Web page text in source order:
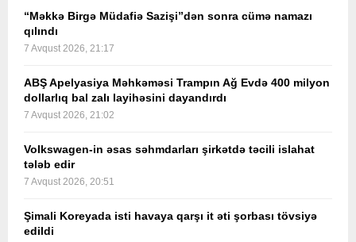
“Məkkə Birgə Müdafiə Sazişi”dən sonra cümə namazı
qılındı
7 Avqust 2026, 21:17
ABŞ Apelyasiya Məhkəməsi Trampın Ağ Evdə 400 milyon
dollarlıq bal zalı layihəsini dayandırdı
7 Avqust 2026, 21:02
Volkswagen-in əsas səhmdarları şirkətdə təcili islahat
tələb edir
7 Avqust 2026, 20:51
Şimali Koreyada isti havaya qarşı it əti şorbası tövsiyə
edildi